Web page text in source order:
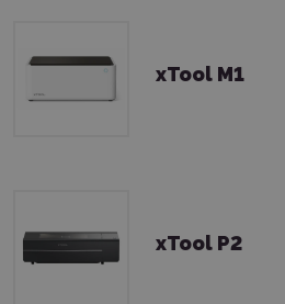
xTool M1
xTool P2